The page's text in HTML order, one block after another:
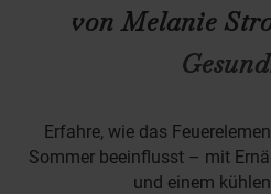
von Melanie
Erfahre, wie das
Sommer beeinflusst – mit
und einem